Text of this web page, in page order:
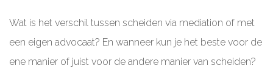
Wat is het verschil tussen scheiden via mediation of met
een eigen advocaat? En wanneer kun je het beste voor de
ene manier of juist voor de andere manier van scheiden?